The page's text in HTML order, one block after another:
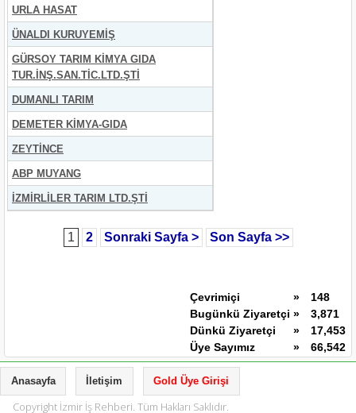
URLA HASAT
ÜNALDI KURUYEMİŞ
GÜRSOY TARIM KİMYA GIDA
TUR.İNŞ.SAN.TİC.LTD.ŞTİ
DUMANLI TARIM
DEMETER KİMYA-GIDA
ZEYTİNCE
ABP MUYANG
İZMİRLİLER TARIM LTD.ŞTİ
1 2 Sonraki Sayfa > Son Sayfa >>
Çevrimiçi »
148
Bugünkü Ziyaretçi »
3,871
Dünkü Ziyaretçi
»
17,453
Üye Sayımız
» 66,542
Anasayfa İletişim Gold Üye Girişi
Copyright İzmir İş Rehberi. Tüm Hakları Saklıdır.